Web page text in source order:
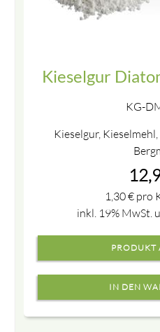
Kieselgur
KG-
Kieselgur,
1,30€ pro
inkl. 19% MwSt.
PRODUKT